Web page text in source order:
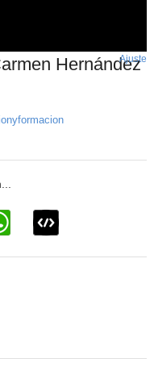
Hernández
Ajuste